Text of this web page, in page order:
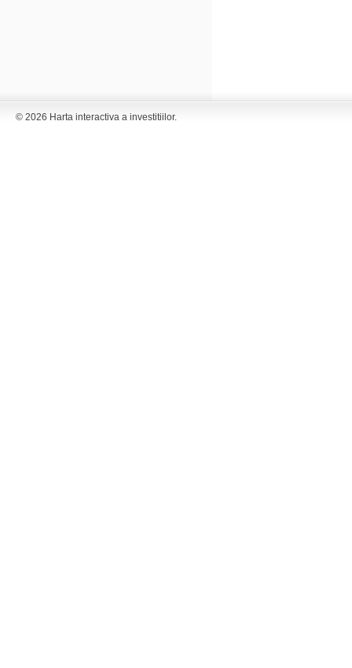
© 2026 Harta interactiva a investitiilor.